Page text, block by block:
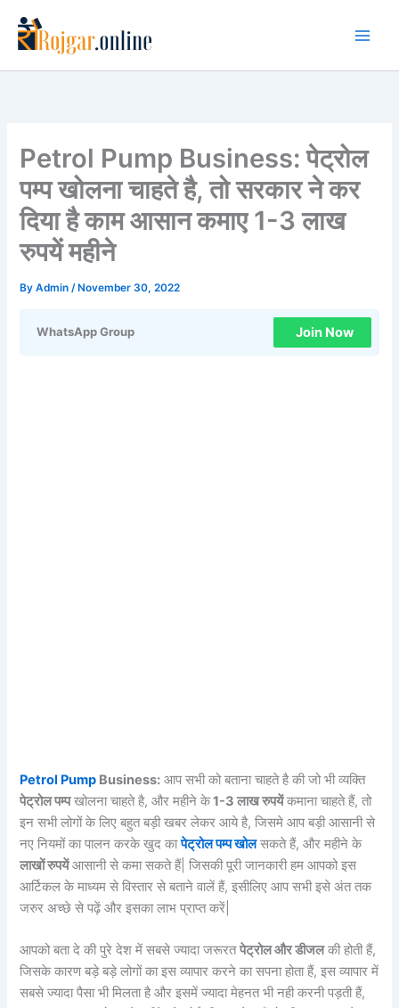
content
Petrol Pump Business: पेट्रोल
पम्प खोलना चाहते है, तो सरकार ने कर
दिया है काम आसान कमाए 1-3 लाख
रुपयें महीने
ByAdmin/ November 30, 2022
WhatsApp Group Join Now
Petrol Pump Business: आप सभी को बताना चाहते है की जो भी व्यक्ति
पेट्रोल पम्पखोलना चाहते है, और महीने के1-3 लाख रुपयेंकमाना चाहते हैं, तो
इन सभी लोगों के लिए बहुत बड़ी खबर लेकर आये है, जिसमे आप बड़ी आसानी से
नए नियमों का पालन करके खुद कापेट्रोल पम्प खोलसकते हैं, और महीने के
लाखों रुपयेंआसानी से कमा सकते हैं| जिसकी पूरी जानकारी हम आपको इस
आर्टिकल के माध्यम से विस्तार से बताने वालें हैं, इसीलिए आप सभी इसे अंत तक
जरुर अच्छे से पढ़ें और इसका लाभ प्राप्त करें|
आपको बता दे की पुरे देश में सबसे ज्यादा जरूरतपेट्रोल और डीजलकी होती हैं,
जिसके कारण बड़े बड़े लोगों का इस व्यापार करने का सपना होता हैं, इस व्यापार में
सबसे ज्यादा पैसा भी मिलता है और इसमें ज्यादा मेहनत भी नही करनी पड़ती हैं,